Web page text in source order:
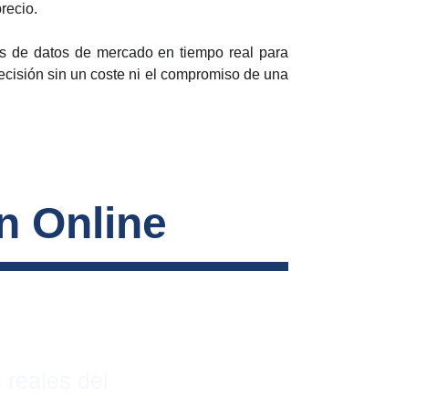
datos de mercado en tiempo real para
sin un coste ni el compromiso de una
Online